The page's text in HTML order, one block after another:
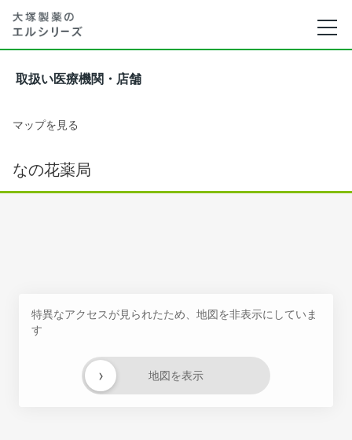
取扱い医療機関・店舗
マップを見る
なの花薬局
特異なアクセスが見られたため、地図を非表示にしていま
す
地図を表示
›